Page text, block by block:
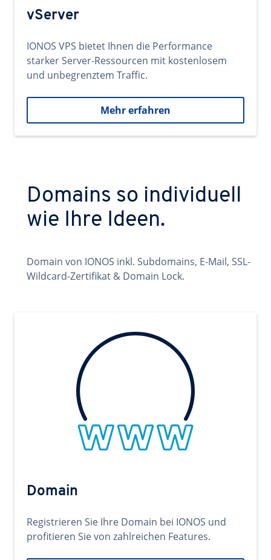
vServer
IONOS VPS bietet Ihnen die Performance
starker Server-Ressourcen mit kostenlosem
und unbegrenztem Traffic.
Mehr erfahren
Domains so individuell
wie Ihre Ideen.
Domain von IONOS inkl. Subdomains, E-Mail, SSL-
Wildcard-Zertifikat & Domain Lock.
Domain
Registrieren Sie Ihre Domain bei IONOS und
profitieren Sie von zahlreichen Features.